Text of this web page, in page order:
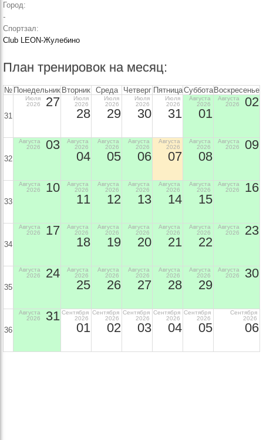
Город:
-
Спортзал:
Club LEON-Жулебино
План тренировок на месяц:
№ Понедельник Вторник Среда Четверг ПятницаСуббота Воскресенье
31
Июля
2026
27
Июля
2026
28
Июля
2026
29
Июля
2026
30
Июля
2026
31
Августа
2026
01
Августа
2026
02
32
Августа
2026
03
Августа
2026
04
Августа
2026
05
Августа
2026
06
Августа
2026
07
Августа
2026
08
Августа
2026
09
33
Августа
2026
10
Августа
2026
11
Августа
2026
12
Августа
2026
13
Августа
2026
14
Августа
2026
15
Августа
2026
16
34
Августа
2026
17
Августа
2026
18
Августа
2026
19
Августа
2026
20
Августа
2026
21
Августа
2026
22
Августа
2026
23
35
Августа
2026
24
Августа
2026
25
Августа
2026
26
Августа
2026
27
Августа
2026
28
Августа
2026
29
Августа
2026
30
36
Августа
2026
31 Сентября
2026
01
Сентября
2026
02
Сентября
2026
03
Сентября
2026
04
Сентября
2026
05
Сентября
2026
06